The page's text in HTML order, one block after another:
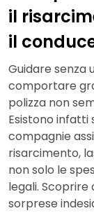
il
il
Guidare senza
comportare
polizza non
Esistono infatti
compagnie
risarcimento,
non solo le
legali.
sorprese